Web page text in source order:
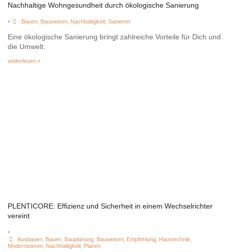
Nachhaltige Wohngesundheit durch ökologische Sanierung
• Bauen, Bauweisen, Nachhaltigkeit, Sanieren
Eine ökologische Sanierung bringt zahlreiche Vorteile für Dich und
die Umwelt.
weiterlesen »
PLENTICORE: Effizienz und Sicherheit in einem Wechselrichter
vereint
•
Ausbauen, Bauen, Bauplanung, Bauweisen, Empfehlung, Haustechnik
Modernisieren Nachhaltigkeit Planen